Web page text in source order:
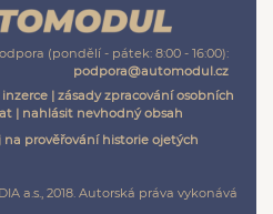
(pondělí - pátek: 8:00 - 16:00):
podpora@automodul.cz
| zásady zpracování osobních
| nahlásit nevhodný obsah
prověřování historie ojetých
a.s., 2018. Autorská práva vykonává